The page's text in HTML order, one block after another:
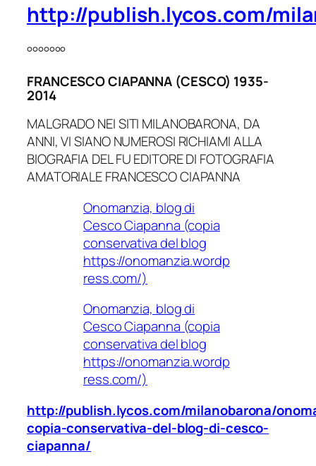
http://publish.lycos.com/
°°°°°°°
FRANCESCO CIAPANNA (CESCO) 1935-
2014
MALGRADO NEI SITI MILANOBARONA, DA
ANNI, VI SIANO NUMEROSI RICHIAMI ALLA
BIOGRAFIA DEL FU EDITORE DI FOTOGRAFIA
AMATORIALE FRANCESCO CIAPANNA
Onomanzia, blog di
Cesco Ciapanna (copia
conservativa del blog
https://onomanzia.wordp
ress.com/)
Onomanzia, blog di
Cesco Ciapanna (copia
conservativa del blog
https://onomanzia.wordp
ress.com/)
http://publish.lycos.com/milanobarona/
copia-conservativa-del-blog-di-cesco-
ciapanna/